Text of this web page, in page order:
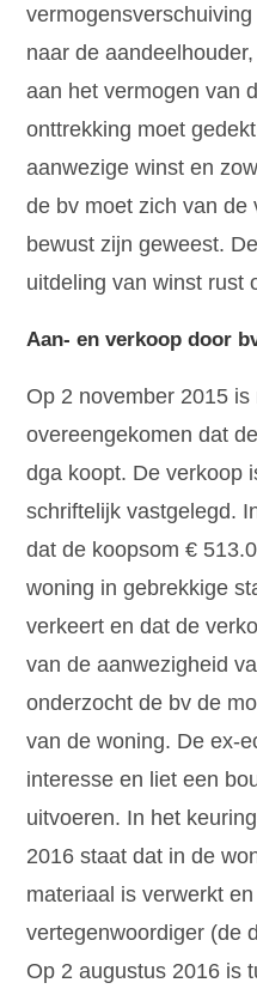
naar de
aan het vermogen van
onttrekking moet
aanwezige winst en
de bv moet zich van de
bewust zijn geweest.
uitdeling van winst rust
Aan- en verkoop door
Op 2 november 2015 is
overeengekomen dat
dga koopt. De verkoop
schriftelijk vastgelegd.
dat de koopsom €
woning in gebrekkige
verkeert en dat de
van de aanwezigheid
onderzocht de bv de
van de woning. De ex-
interesse en liet een
uitvoeren. In het
2016 staat dat in de
materiaal is verwerkt
vertegenwoordiger (de
Op 2 augustus 2016 is